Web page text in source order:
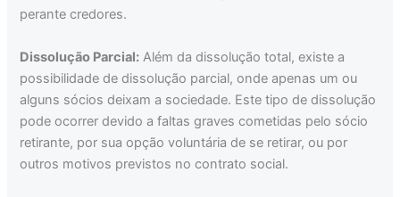
perante credores.
Dissolução Parcial: Além da dissolução total, existe a
possibilidade de dissolução parcial, onde apenas um ou
alguns sócios deixam a sociedade. Este tipo de dissolução
pode ocorrer devido a faltas graves cometidas pelo sócio
retirante, por sua opção voluntária de se retirar, ou por
outros motivos previstos no contrato social.